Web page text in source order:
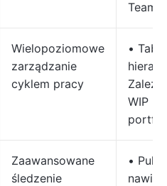
Teams
Wielopoziomowe
zarządzanie
cyklem pracy
•
WIP •
Zaawansowane
śledzenie
•